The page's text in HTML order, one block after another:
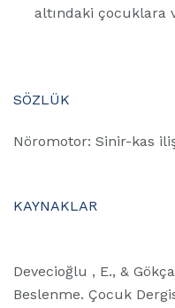
altındaki çocuklara
SÖZLÜK
Nöromotor: Sinir-kas
KAYNAKLAR
Devecioğlu , E., &
Beslenme. Çocuk